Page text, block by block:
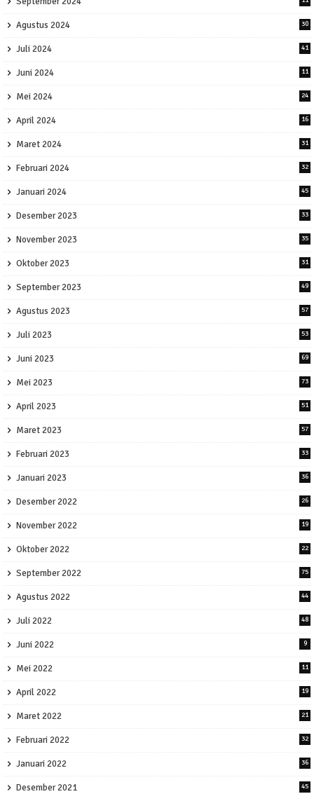
Agustus 2024 30
Juli 2024 41
Juni 2024 11
Mei 2024 24
April 2024 16
Maret 2024 31
Februari 2024 32
Januari 2024 45
Desember 2023 33
November 2023 35
Oktober 2023 31
September 2023 49
Agustus 2023 57
Juli 2023 53
Juni 2023 69
Mei 2023 73
April 2023 51
Maret 2023 57
Februari 2023 33
Januari 2023 36
Desember 2022 26
November 2022 19
Oktober 2022 22
September 2022 75
Agustus 2022 44
Juli 2022 48
Juni 2022 9
Mei 2022 11
April 2022 19
Maret 2022 21
Februari 2022 32
Januari 2022 36
Desember 2021 45